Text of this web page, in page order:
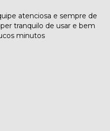
atenciosa e sempre de
tranquilo de usar e bem
minutos